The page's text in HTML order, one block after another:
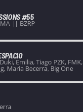
#55
|| BZRP
Emilia, Tiago PZK, FMK,
Maria Becerra, Big One